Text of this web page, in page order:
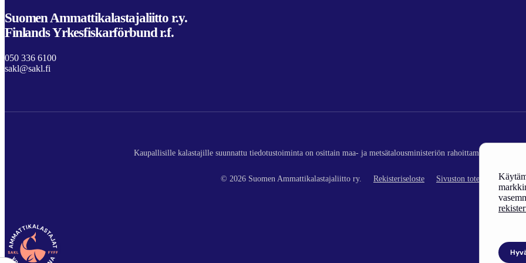
Suomen Ammattikalastajaliitto r.y.
Finlands Yrkesfiskarförbund r.f.
050 336 6100
sakl@sakl.fi
Kaupallisille kalastajille suunnattu tiedotustoiminta on osittain maa- ja metsätalousministeriön rahoittamaa
© 2026 Suomen Ammattikalastajaliitto ry. Rekisteriseloste Sivuston toteutus